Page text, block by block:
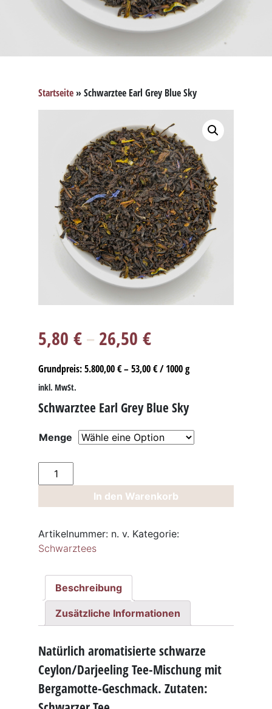
Startseite »Schwarztee Earl Grey Blue Sky
5,80 €– 26,50 €
Grundpreis:5.800,00€– 53,00€/1000g
inkl. MwSt.
Schwarztee Earl Grey Blue Sky
Menge
Schwarztee
Earl
Sky
Menge
In den Warenkorb
Artikelnummer: n. v. Kategorie:
Schwarztees
Beschreibung
Zusätzliche Informationen
Natürlich aromatisierte schwarze
Ceylon/Darjeeling Tee-Mischung mit
Bergamotte-Geschmack. Zutaten: